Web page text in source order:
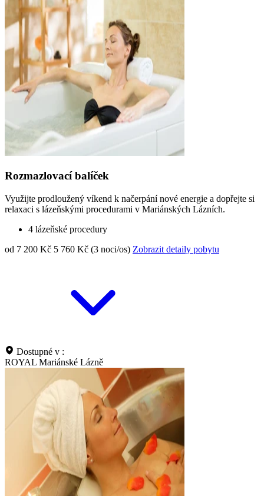
Rozmazlovací balíček
Využijte prodloužený víkend k načerpání nové energie a dopřejte si
relaxaci s lázeňskými procedurami v Mariánských Lázních.
4 lázeňské procedury
od 7 200 Kč 5 760 Kč (3 noci/os) Zobrazit detaily pobytu
Dostupné v :
ROYAL Mariánské Lázně